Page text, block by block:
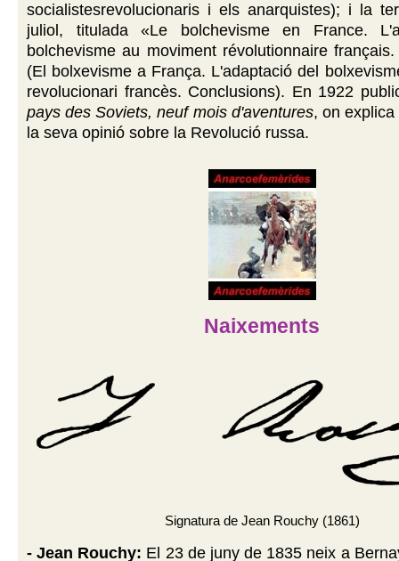
socialistesrevolucionaris i els anarquistes); i la
juliol, titulada «Le bolchevisme en France.
bolchevisme au moviment révolutionnaire
(El bolxevisme a França. L'adaptació del
revolucionari francès. Conclusions). En 1922
pays des Soviets, neuf mois d'aventures, on
la seva opinió sobre la Revolució russa.
Naixements
Signatura de Jean Rouchy (1861)
- Jean Rouchy: El 23 de juny de 1835 neix a